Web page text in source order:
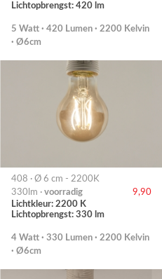
Lichtopbrengst: 420 lm
5 Watt · 420 Lumen · 2200 Kelvin
· Ø6cm
408 · Ø 6 cm - 2200K
330lm · voorradig
9,90
Lichtkleur: 2200 K
Lichtopbrengst: 330 lm
4 Watt · 330 Lumen · 2200 Kelvin
· Ø6cm